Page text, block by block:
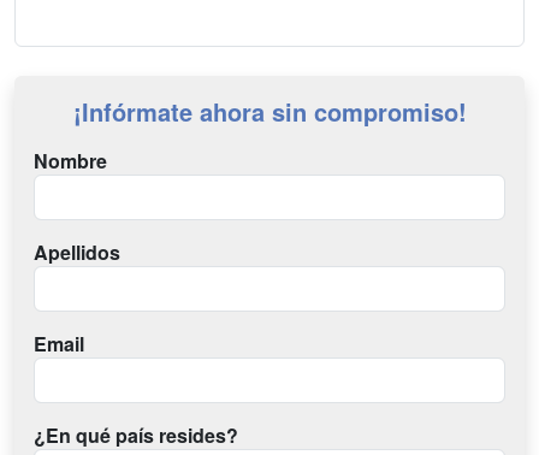
¡Infórmate ahora sin compromiso!
Nombre
Apellidos
Email
¿En qué país resides?